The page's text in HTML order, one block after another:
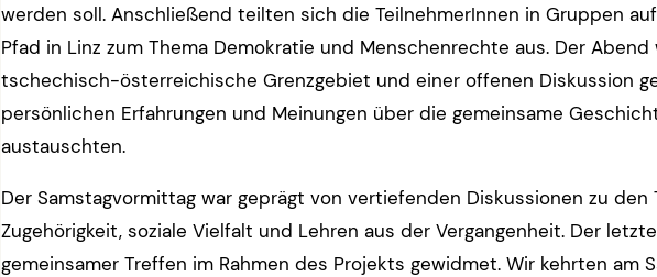
werden soll. Anschließend teilten sich die TeilnehmerInnen in Gruppen
Pfad in Linz zum Thema Demokratie und Menschenrechte aus. Der
tschechisch-österreichische Grenzgebiet und einer offenen Diskussion
persönlichen Erfahrungen und Meinungen über die gemeinsame
austauschten.
Der Samstagvormittag war geprägt von vertiefenden Diskussionen zu
Zugehörigkeit, soziale Vielfalt und Lehren aus der Vergangenheit. Der
gemeinsamer Treffen im Rahmen des Projekts gewidmet. Wir kehrten am